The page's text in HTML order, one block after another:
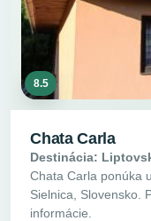
8.5
Chata Carla
Destinácia:
Chata Carla ponúka
Sielnica, Slovensko.
informácie.